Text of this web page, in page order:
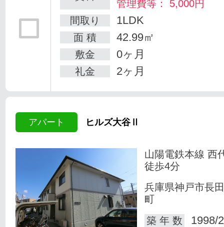
管理費等： 5,000円
間取り
1LDK
面 積 42.99㎡
敷金 0ヶ月
礼金 2ヶ月
アパート ヒルズ大谷Ⅱ
山陽電鉄本線 西
徒歩4分
兵庫県神戸市長
町
築 年 数
1998/